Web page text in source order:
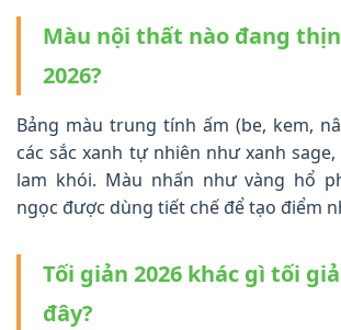
Màu nội thất nào đang
2026?
Bảng màu trung tính ấm (be, kem,
các sắc xanh tự nhiên như xanh
lam khói. Màu nhấn như vàng hổ
ngọc được dùng tiết chế để tạo điểm
Tối giản 2026 khác gì tối
đây?